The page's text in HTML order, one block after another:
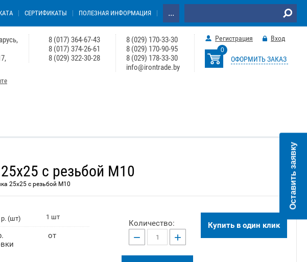
СЕРТИФИКАТЫ ПОЛЕЗНАЯ ИНФОРМАЦИЯ ...
8 (017) 364-67-43
8 (017) 374-26-61
8 (029) 322-30-28
8 (029) 170-33-30
8 (029) 170-90-95
8 (029) 178-33-30
info@irontrade.by
Регистрация Вход
0
ОФОРМИТЬ ЗАКАЗ
с резьбой М10
25x25 с резьбой М10
р. (шт) 1 шт
от
Количество:
− +
Купить в один клик
Оставить заявку